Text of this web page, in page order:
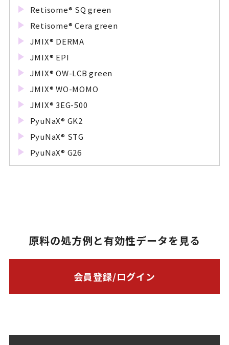
Retisome® SQ green
Retisome® Cera green
JMIX® DERMA
JMIX® EPI
JMIX® OW-LCB green
JMIX® WO-MOMO
JMIX® 3EG-500
PyuNaX® GK2
PyuNaX® STG
PyuNaX® G26
原料の処方例と有効性データを見る
会員登録/ログイン